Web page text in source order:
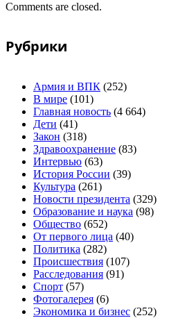
Comments are closed.
Рубрики
Армия и ВПК (252)
В мире (101)
Главная новость (4 664)
Дети (41)
Закон (318)
Здравоохранение (83)
Интервью (63)
История России (39)
Культура (261)
Новости президента (329)
Образование и наука (98)
Общество (652)
От первого лица (40)
Политика (282)
Происшествия (107)
Расследования (91)
Спорт (57)
Фотогалерея (6)
Экономика и бизнес (252)